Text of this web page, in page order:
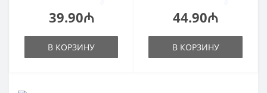
39.90₼
В КОРЗИНУ
44.90₼
В КОРЗИНУ